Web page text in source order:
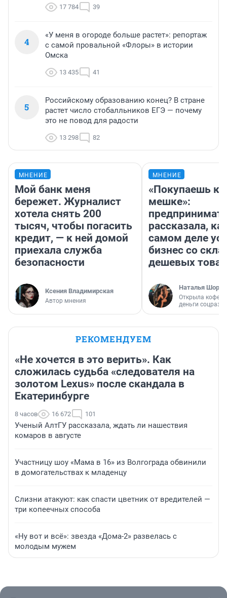
17 784 39
4
«У меня в огороде больше растет»: репортаж
с самой провальной «Флоры» в истории
Омска
13 435 41
5
Российскому образованию конец? В стране
растет число стобалльников ЕГЭ — почему
это не повод для радости
13 298 82
МНЕНИЕ
Мой банк меня
бережет. Журналист
хотела снять 200
тысяч, чтобы погасить
кредит, — к ней домой
приехала служба
безопасности
Ксения Владимирская
Автор мнения
МНЕНИЕ
«Покупаешь
мешке»:
рассказала,
самом деле
бизнес со
дешевых
Наталья
Открыла
деньги
РЕКОМЕНДУЕМ
«Не хочется в это верить». Как
сложилась судьба «следователя на
золотом Lexus» после скандала в
Екатеринбурге
8 часов 16 672 101
Ученый АлтГУ рассказала, ждать ли нашествия
комаров в августе
Участницу шоу «Мама в 16» из Волгограда обвинили
в домогательствах к младенцу
Слизни атакуют: как спасти цветник от вредителей —
три копеечных способа
«Ну вот и всё»: звезда «Дома-2» развелась с
молодым мужем